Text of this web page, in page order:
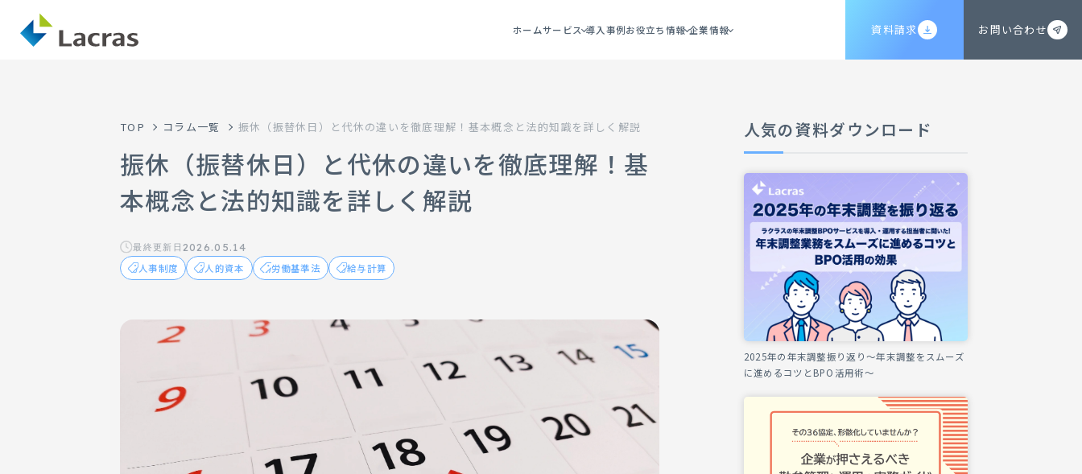
ホームサービス 導入事例お役立ち情報 企業情報 資料請求 お問い合わせ
TOP コラム一覧 振休（振替休日）と代休の違いを徹底理解！基本概念と法的知識を詳しく解説
振休（振替休日）と代休の違いを徹底理解！基
本概念と法的知識を詳しく解説
最終更新日 2026.05.14
人事制度
人的資本 労働基準法 給与計算
人気の資料ダウンロード
2025年の年末調整振り返り～年末調整をスムーズ
に進めるコツとBPO活用術～